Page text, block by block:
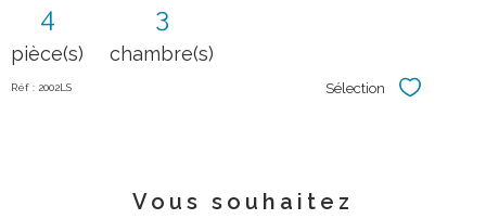
4
pièce(s)
3
chambre(s)
Réf : 2002LS Sélection Sélectionner
Vous souhaitez